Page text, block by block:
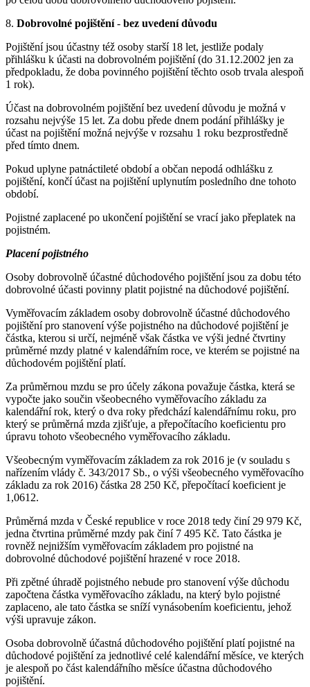
8. Dobrovolné pojištění- bez uvedení důvodu
Pojištění jsou účastny též osoby starší 18 let, jestliže podaly
přihlášku k účasti na dobrovolném pojištění (do 31.12.2002 jen za
předpokladu, že doba povinného pojištění těchto osob trvala alespoň
1 rok).
Účast na dobrovolném pojištění bez uvedení důvodu je možná v
rozsahu nejvýše 15 let. Za dobu přede dnem podání přihlášky je
účast na pojištění možná nejvýše v rozsahu 1 roku bezprostředně
před tímto dnem.
Pokud uplyne patnáctileté období a občan nepodá odhlášku z
pojištění, končí účast na pojištění uplynutím posledního dne tohoto
období.
Pojistné zaplacené po ukončení pojištění se vrací jako přeplatek na
pojistném.
Placení pojistného
Osoby dobrovolně účastné důchodového pojištění jsou za dobu této
dobrovolné účasti povinny platit pojistné na důchodové pojištění.
Vyměřovacím základem osoby dobrovolně účastné důchodového
pojištění pro stanovení výše pojistného na důchodové pojištění je
částka, kterou si určí, nejméně však částka ve výši jedné čtvrtiny
průměrné mzdy platné v kalendářním roce, ve kterém se pojistné na
důchodovém pojištění platí.
Za průměrnou mzdu se pro účely zákona považuje částka, která se
vypočte jako součin všeobecného vyměřovacího základu za
kalendářní rok, který o dva roky předchází kalendářnímu roku, pro
který se průměrná mzda zjišťuje, a přepočítacího koeficientu pro
úpravu tohoto všeobecného vyměřovacího základu.
Všeobecným vyměřovacím základem za rok 2016 je (v souladu s
nařízením vlády č. 343/2017 Sb., o výši všeobecného vyměřovacího
základu za rok 2016) částka 28 250 Kč, přepočítací koeficient je
1,0612.
Průměrná mzda v České republice v roce 2018 tedy činí 29 979 Kč,
jedna čtvrtina průměrné mzdy pak činí 7 495 Kč. Tato částka je
rovněž nejnižším vyměřovacím základem pro pojistné na
dobrovolné důchodové pojištění hrazené v roce 2018.
Při zpětné úhradě pojistného nebude pro stanovení výše důchodu
započtena částka vyměřovacího základu, na který bylo pojistné
zaplaceno, ale tato částka se sníží vynásobením koeficientu, jehož
výši upravuje zákon.
Osoba dobrovolně účastná důchodového pojištění platí pojistné na
důchodové pojištění za jednotlivé celé kalendářní měsíce, ve kterých
je alespoň po část kalendářního měsíce účastna důchodového
pojištění.